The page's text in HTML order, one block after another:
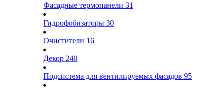
Фасадные термопанели 31
Гидрофобизаторы 30
Очистители 16
Декор 240
Подсистема для вентилируемых фасадов 95